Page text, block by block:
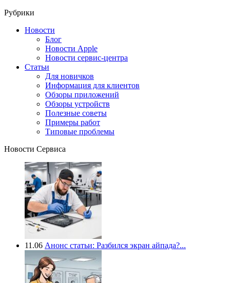
Рубрики
Новости
Блог
Новости Apple
Новости сервис-центра
Статьи
Для новичков
Информация для клиентов
Обзоры приложений
Обзоры устройств
Полезные советы
Примеры работ
Типовые проблемы
Новости Сервиса
11.06 Анонс статьи: Разбился экран айпада?...